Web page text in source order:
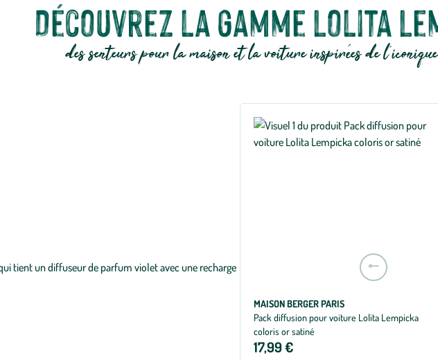
Découvrez la gamme Lolita
des senteurs pour la maison et la voiture inspirées de
MAISON BERGER PARIS
Pack diffusion pour voiture Lolita Lempicka
coloris or satiné
17,99 €
Aller
à
slide